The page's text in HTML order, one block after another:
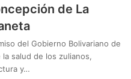
de La
del Gobierno Bolivariano de
salud de los zulianos,
y…